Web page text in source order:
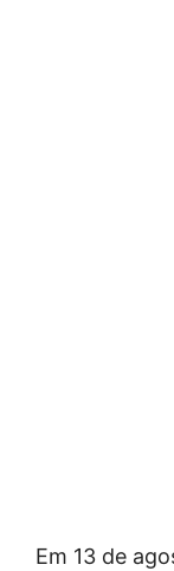
Em 13 de